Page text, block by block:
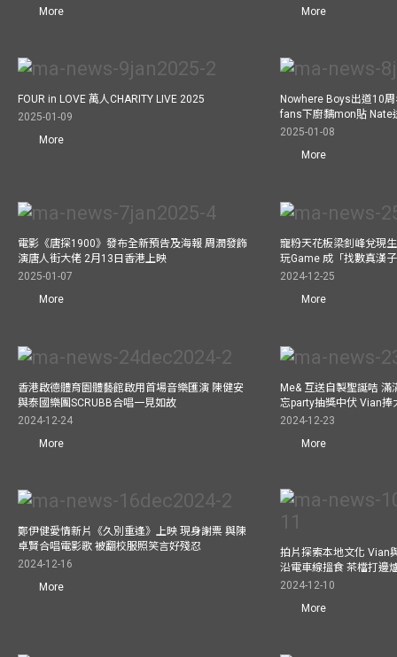
More
More
FOUR in LOVE 萬人CHARITY LIVE 2025
2025-01-09
More
Nowhere Boys出道10
fans下廚黐mon貼 Nate
2025-01-08
More
電影《唐探1900》發布全新預告及海報 周潤發飾
演唐人街大佬 2月13日香港上映
2025-01-07
More
寵粉天花板梁釗峰兌現
玩Game 成「找數真漢
2024-12-25
More
香港啟德體育園體藝館啟用首場音樂匯演 陳健安
與泰國樂團SCRUBB合唱一見如故
2024-12-24
More
Me& 互送自製聖誕咭
忘party抽獎中伏 Vian捧
2024-12-23
More
鄭伊健愛情新片《久別重逢》上映 現身謝票 與陳
卓賢合唱電影歌 被翻校服照笑言好殘忍
2024-12-16
More
拍片探索本地文化 Vian
沿電車線搵食 茶檔打邊
2024-12-10
More